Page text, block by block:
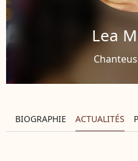
Lea
BIOGRAPHIE ACTUALITÉS